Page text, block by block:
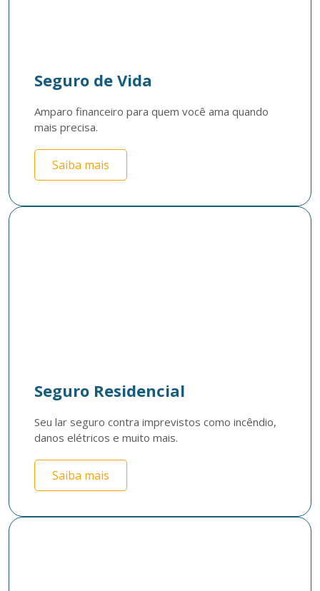
Seguro de Vida
Amparo financeiro para quem você ama quando
mais precisa.
Saiba mais
Seguro Residencial
Seu lar seguro contra imprevistos como incêndio,
danos elétricos e muito mais.
Saiba mais